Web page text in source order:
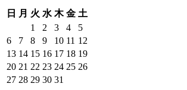
日 月 火 水 木 金 土
1
2 3 4
5
6
7 8 9 10 11 12
13 14 15 16 17 18 19
20 21 22 23 24 25 26
27 28 29 30 31